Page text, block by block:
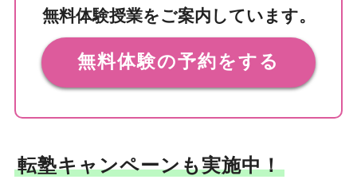
無料体験授業をご案内しています。
無料体験の予約をする
転塾キャンペーンも実施中！